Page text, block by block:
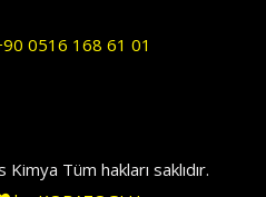
0516 168 61 01
Tüm hakları saklıdır.